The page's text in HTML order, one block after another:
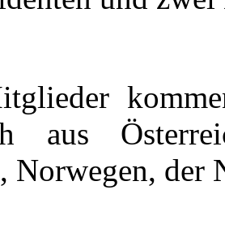
aus
Norwegen, der